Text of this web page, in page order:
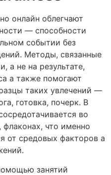
онлайн облегчают
— способности
событии без
Методы, связанные
а не на результате,
а также помогают
таких увлечений —
готовка, почерк. В
во
что именно
от средовых факторов а
занятий